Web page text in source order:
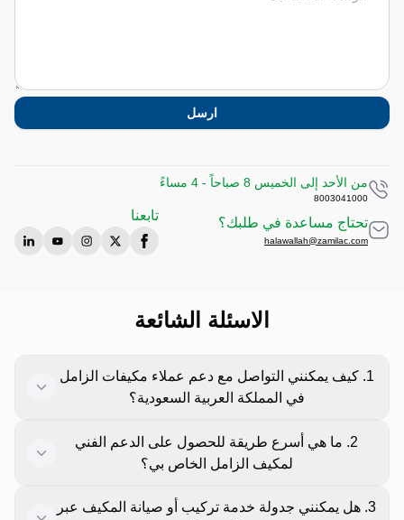
ارسل
من الأحد إلى الخميس 8 صباحاً - 4 مساءً
8003041000
تحتاج مساعدة في طلبك؟
halawallah@zamilac.com
تابعنا
الاسئلة الشائعة
1. كيف يمكنني التواصل مع دعم عملاء مكيفات الزامل
في المملكة العربية السعودية؟
نموذج الاتصال المتاح على موقعنا الإلكتروني. فريقنا جاهز لمساعدتك في
الاستفسارات والشكاوى أو طلبات الخدمة.
2. ما هي أسرع طريقة للحصول على الدعم الفني
لمكيف الزامل الخاص بي؟
ليقوم فريقنا بالتواصل معك. يقوم فنيو زامل المعتمدون بتقديم
3. هل يمكنني جدولة خدمة تركيب أو صيانة المكيف عبر